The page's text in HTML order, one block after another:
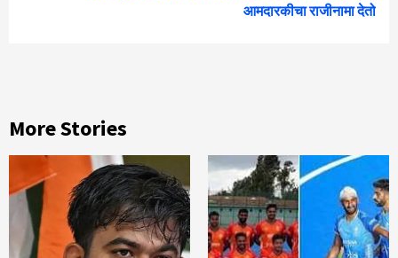
आमदारकीचा राजीनामा देतो
More Stories